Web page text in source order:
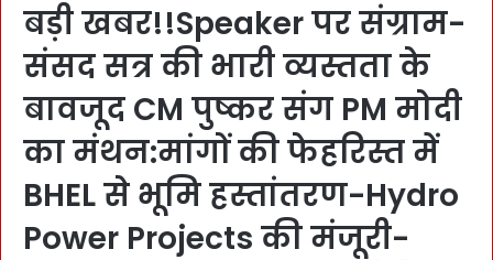
बड़ी खबर!!Speaker पर संग्राम-
संसद सत्र की भारी व्यस्तता के
बावजूद CM पुष्कर संग PM मोदी
का मंथन:मांगों की फेहरिस्त में
BHEL से भूमि हस्तांतरण-Hydro
Power Projects की मंजूरी-